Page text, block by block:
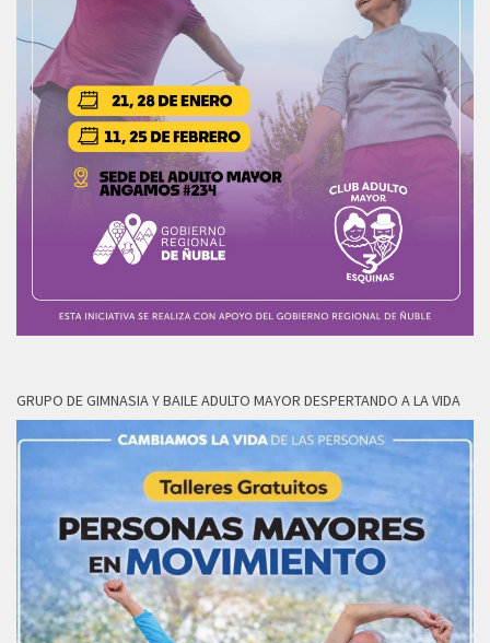
GRUPO DE GIMNASIA Y BAILE ADULTO MAYOR DESPERTANDO A LA VIDA